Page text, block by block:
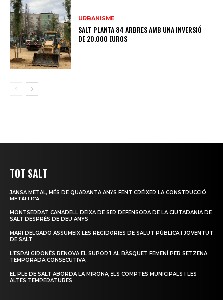
URBANISME
SALT PLANTA 84 ARBRES AMB UNA INVERSIÓ
DE 20.000 EUROS
TOT SALT
JANSA METAL, MÉS DE QUARANTA ANYS FENT CRÉIXER LA CONSTRUCCIÓ
METÀL·LICA
MONTSERRAT CANADELL DEIXA DE SER DEFENSORA DE LA CIUTADANIA DE
SALT DESPRÉS DE DEU ANYS
MARI DELGADO ASSUMEIX LES REGIDORIES DE SALUT PÚBLICA I JOVENTUT
DE SALT
L’ESPAI GIRONÈS RENOVA EL SUPORT AL BÀSQUET FEMENÍ PER SETZENA
TEMPORADA CONSECUTIVA
EL PLE DE SALT ABORDA LA MIRONA, ELS COMPTES MUNICIPALS I LES
ALTES TEMPERATURES